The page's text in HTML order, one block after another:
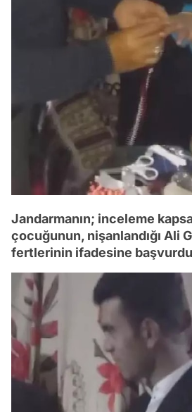
Jandarmanın; inceleme
çocuğunun, nişanlandığı Ali
fertlerinin ifadesine